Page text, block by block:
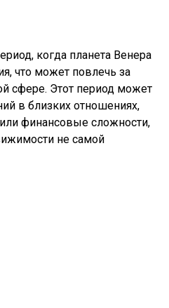
когда планета Венера
что может повлечь за
сфере. Этот период может
в близких отношениях,
финансовые сложности,
не самой